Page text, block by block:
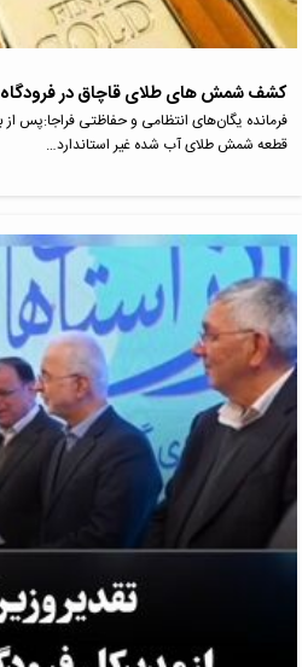
کشف شمش های طلای قاچاق در فرودگاه
قطعه شمش طلای آب شده غیر استاندارد…